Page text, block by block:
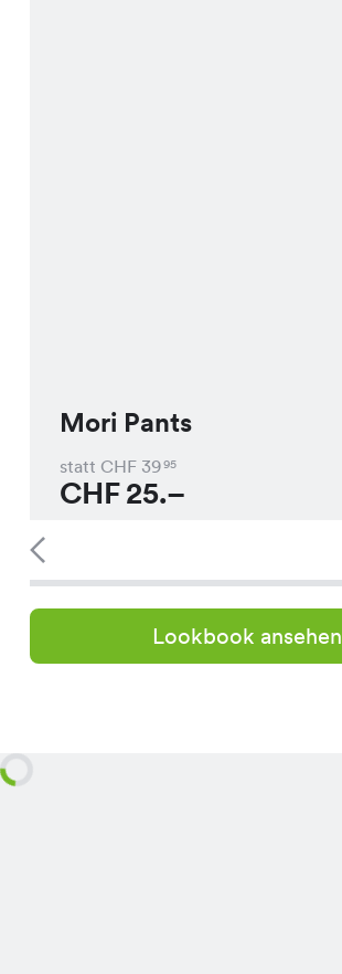
Mori Pants
statt CHF 3995
CHF25.–
Lookbook ansehen